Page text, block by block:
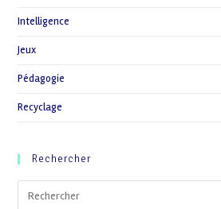
Intelligence
Jeux
Pédagogie
Recyclage
Rechercher